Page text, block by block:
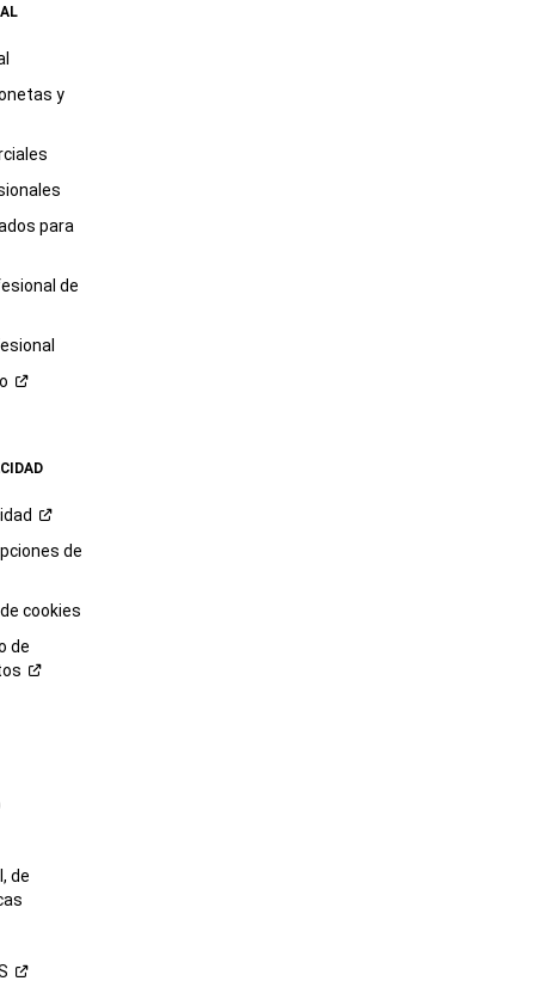
y
para
de
de
cookies
de
de